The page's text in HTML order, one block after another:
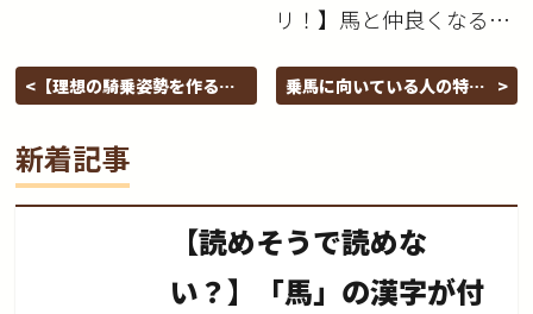
リ！】馬と仲良くなるコ
【理想の騎乗姿勢を作る】
乗馬に向いている人の特徴
新着記事
【読めそうで読めな
い？】「馬」の漢字が付